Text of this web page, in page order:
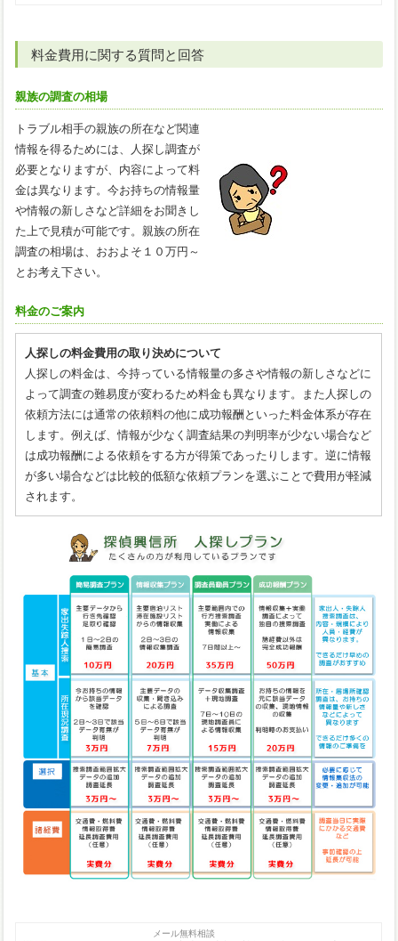
料金費用に関する質問と回答
親族の調査の相場
トラブル相手の親族の所在など関連
情報を得るためには、人探し調査が
必要となりますが、内容によって料
金は異なります。今お持ちの情報量
や情報の新しさなど詳細をお聞きし
た上で見積が可能です。親族の所在
調査の相場は、おおよそ１０万円～
とお考え下さい。
料金のご案内
人探しの料金費用の取り決めについて
人探しの料金は、今持っている情報量の多さや情報の新しさなどに
よって調査の難易度が変わるため料金も異なります。また人探しの
依頼方法には通常の依頼料の他に成功報酬といった料金体系が存在
します。例えば、情報が少なく調査結果の判明率が少ない場合など
は成功報酬による依頼をする方が得策であったりします。逆に情報
が多い場合などは比較的低額な依頼プランを選ぶことで費用が軽減
されます。
メール無料相談